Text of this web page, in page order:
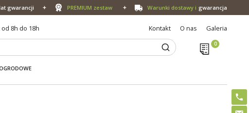
gwarancji PREMIUM zestaw Warunki dostawy i gwarancja
od 8h do 18h Kontakt O nas Galeria